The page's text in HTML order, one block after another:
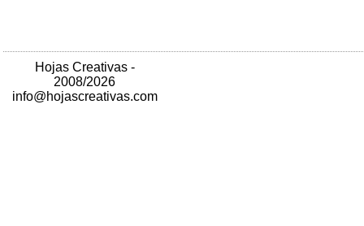
Hojas Creativas -
2008/2026
info@hojascreativas.com